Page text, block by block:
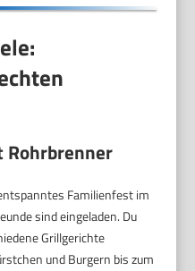
Rohrbrenner
Familienfest im
sind eingeladen. Du
Grillgerichte
und Burgern bis zum